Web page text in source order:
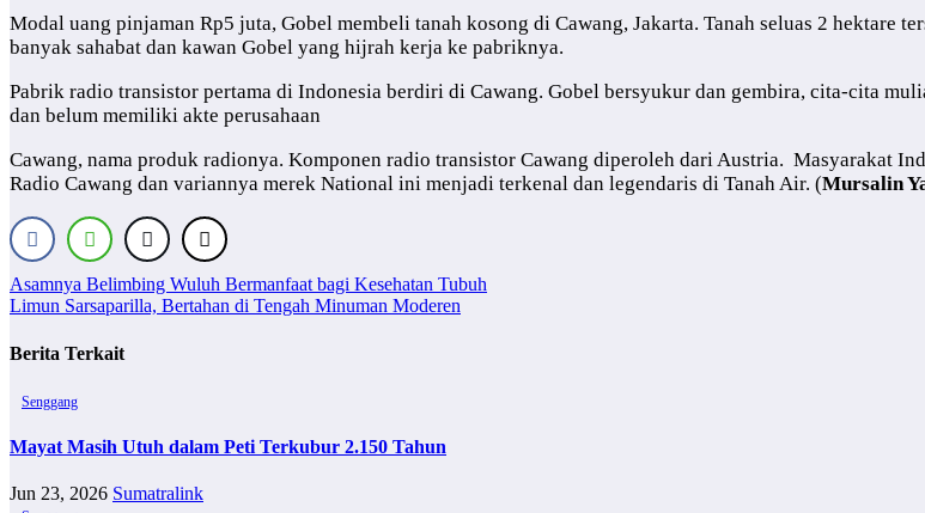
Modal uang pinjaman Rp5 juta, Gobel membeli tanah kosong di Cawang, Jakarta. Tanah seluas 2
banyak sahabat dan kawan Gobel yang hijrah kerja ke pabriknya.
Pabrik radio transistor pertama di Indonesia berdiri di Cawang. Gobel bersyukur dan gembira, cita-cita
dan belum memiliki akte perusahaan
Cawang, nama produk radionya. Komponen radio transistor Cawang diperoleh dari Austria. Masyarakat
Radio Cawang dan variannya merek National ini menjadi terkenal dan legendaris di Tanah Air. (Mursalin
Navigasi
pos
Asamnya Belimbing Wuluh Bermanfaat bagi Kesehatan Tubuh
Limun Sarsaparilla, Bertahan di Tengah Minuman Moderen
Berita Terkait
Senggang
Mayat Masih Utuh dalam Peti Terkubur 2.150 Tahun
Jun 23, 2026 Sumatralink